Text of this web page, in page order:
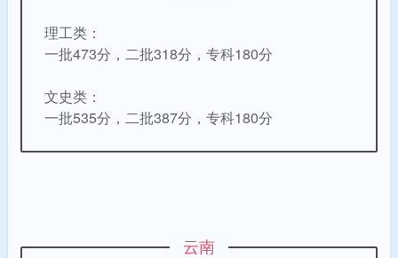
理工类：
一批473分，二批318分，专科180分
文史类：
一批535分，二批387分，专科180分
云南